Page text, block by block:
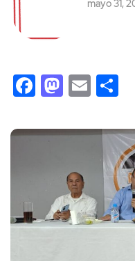
mayo 31,
Facebook
Email